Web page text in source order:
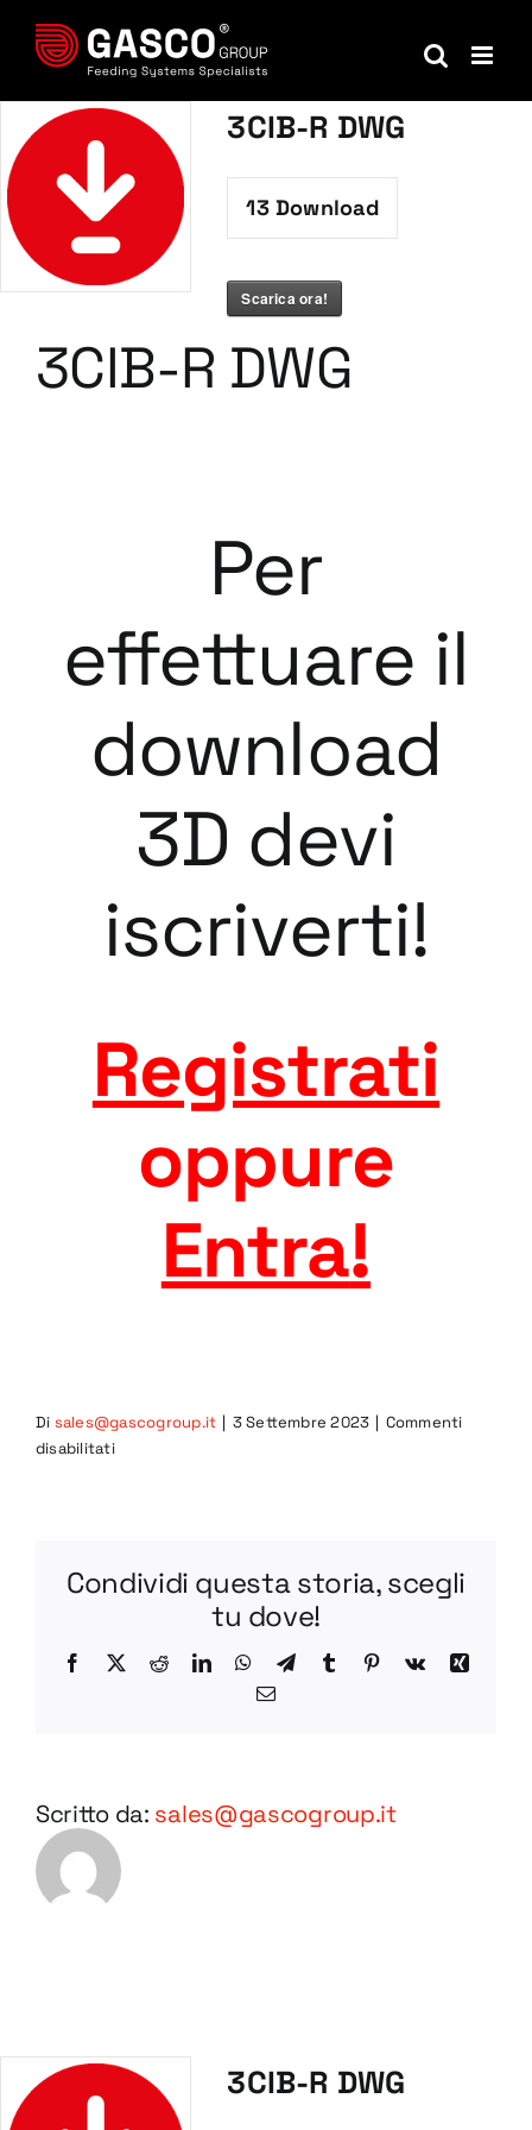
contenuto
3CIB-R DWG
13Download
Scarica ora!
3CIB-R DWG
Per
effettuare il
download
3D devi
iscriverti!
Registrati
oppure
Entra!
Di sales@gascogroup.it | 3 Settembre 2023 | Commenti
disabilitatisu
Condividi questa storia, scegli
tu dove!
Facebook
X RedditLinkedInWhatsApp
TelegramTumblr Pinterest
Vk
Xing
Email
Scritto da: sales@gascogroup.it
3CIB-R DWG